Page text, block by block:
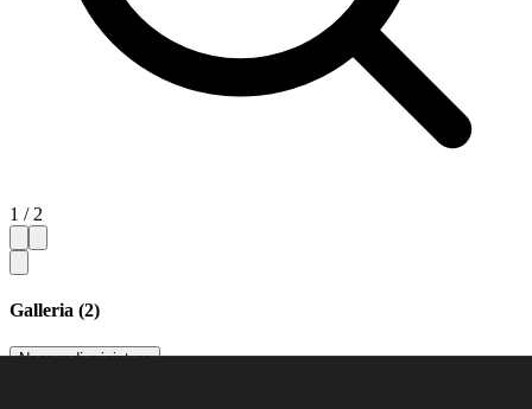
1 / 2
Galleria (2)
Nascondi miniature